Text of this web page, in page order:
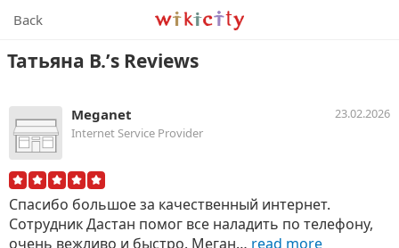
Wikicity
Back
Татьяна В.’s Reviews
Meganet
Internet Service Provider
23.02.2026
Спасибо большое за качественный интернет.
Сотрудник Дастан помог все наладить по телефону,
очень вежливо и быстро. Меган… read more